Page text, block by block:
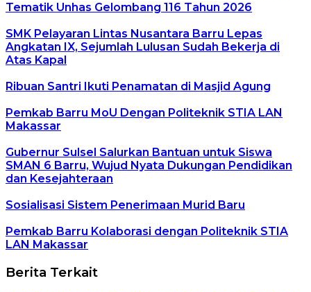
Tematik Unhas Gelombang 116 Tahun 2026
SMK Pelayaran Lintas Nusantara Barru Lepas
Angkatan IX, Sejumlah Lulusan Sudah Bekerja di
Atas Kapal
Ribuan Santri Ikuti Penamatan di Masjid Agung
Pemkab Barru MoU Dengan Politeknik STIA LAN
Makassar
Gubernur Sulsel Salurkan Bantuan untuk Siswa
SMAN 6 Barru, Wujud Nyata Dukungan Pendidikan
dan Kesejahteraan
Sosialisasi Sistem Penerimaan Murid Baru
Pemkab Barru Kolaborasi dengan Politeknik STIA
LAN Makassar
Berita Terkait